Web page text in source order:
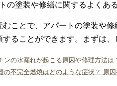
の塗装や修繕に関するよくあ
むことで、アパートの塗装や
することができます。まずは
ンの水漏れが起こる原因や修理方法は
の不完全燃焼はどのような症状？ 原因